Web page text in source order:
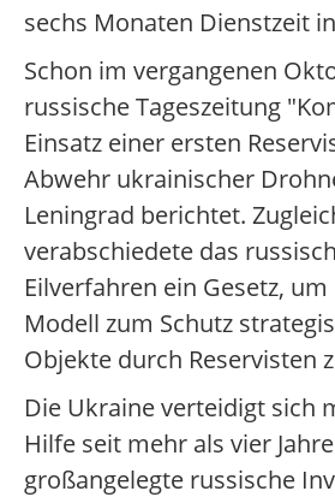
sechs Monaten Dienstzeit
Schon im vergangenen
russische Tageszeitung
Einsatz einer ersten
Abwehr ukrainischer
Leningrad berichtet.
verabschiedete das
Eilverfahren ein Gesetz,
Modell zum Schutz
Objekte durch Reservisten
Die Ukraine verteidigt sich
Hilfe seit mehr als vier
großangelegte russische